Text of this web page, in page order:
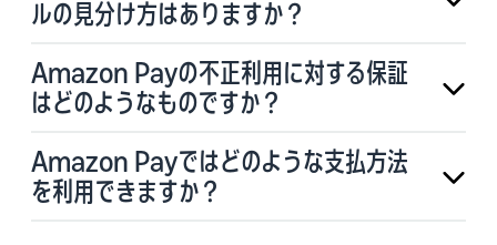
ルの見分け方はありますか？
Amazon Payの不正利用に対する保証
はどのようなものですか？
Amazon Payではどのような支払方法
を利用できますか？